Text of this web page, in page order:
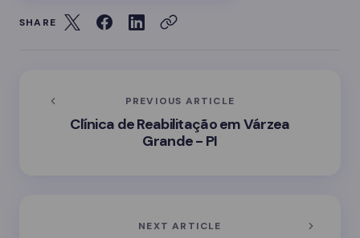
SHARE
PREVIOUS ARTICLE
Clínica de Reabilitação em Várzea
Grande - PI
NEXT ARTICLE